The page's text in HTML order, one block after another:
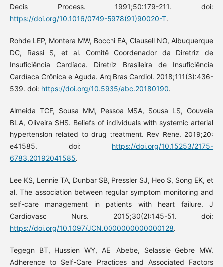
Decis Process. 1991;50:179-211. doi:
https://doi.org/10.1016/0749-5978(91)90020-T.
Rohde LEP, Montera MW, Bocchi EA, Clausell NO, Albuquerque
DC, Rassi S, et al. Comitê Coordenador da Diretriz de
Insuficiência Cardíaca. Diretriz Brasileira de Insuficiência
Cardíaca Crônica e Aguda. Arq Bras Cardiol. 2018;111(3):436-
539. doi: https://doi.org/10.5935/abc.20180190.
Almeida TCF, Sousa MM, Pessoa MSA, Sousa LS, Gouveia
BLA, Oliveira SHS. Beliefs of individuals with systemic arterial
hypertension related to drug treatment. Rev Rene. 2019;20:
e41585. doi: https://doi.org/10.15253/2175-
6783.20192041585.
Lee KS, Lennie TA, Dunbar SB, Pressler SJ, Heo S, Song EK, et
al. The association between regular symptom monitoring and
self-care management in patients with heart failure. J
Cardiovasc Nurs. 2015;30(2):145-51. doi:
https://doi.org/10.1097/JCN.0000000000000128.
Tegegn BT, Hussien WY, AE, Abebe, Selassie Gebre MW.
Adherence to Self-Care Practices and Associated Factors